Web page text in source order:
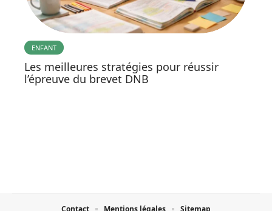
ENFANT
Les meilleures stratégies pour réussir
l’épreuve du brevet DNB